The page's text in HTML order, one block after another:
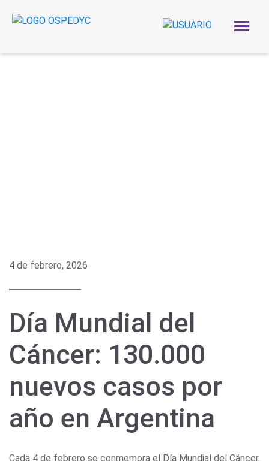
4 de febrero, 2026
Día Mundial del
Cáncer: 130.000
nuevos casos por
año en Argentina
Cada 4 de febrero se conmemora el Día Mundial del Cáncer,